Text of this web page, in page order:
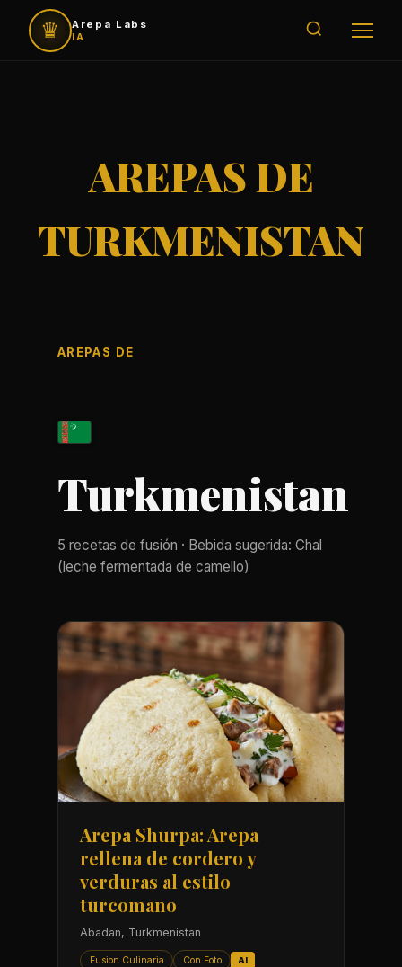
♛
Arepa Labs
IA
AREPAS DE
TURKMENISTAN
AREPAS DE
Turkmenistan
5 recetas de fusión · Bebida sugerida: Chal
(leche fermentada de camello)
Arepa Shurpa: Arepa
rellena de cordero y
verduras al estilo
turcomano
Abadan, Turkmenistan
Fusion Culinaria Con Foto AI